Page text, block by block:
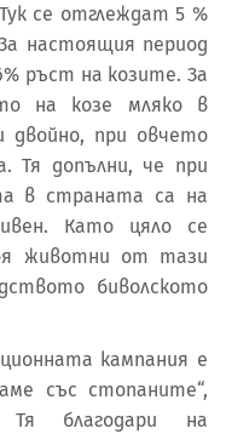
се отглеждат 5 %
настоящия период
ръст на козите. За
на козе мляко в
двойно, при овчето
Тя допълни, че при
в страната са на
Като цяло се
животни от тази
биволското
кампания е
със стопаните“,
Тя благодари на